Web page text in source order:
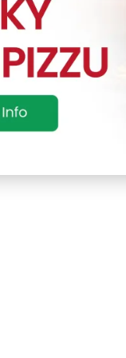
a
– autentická chuť
úsporná,
panel s